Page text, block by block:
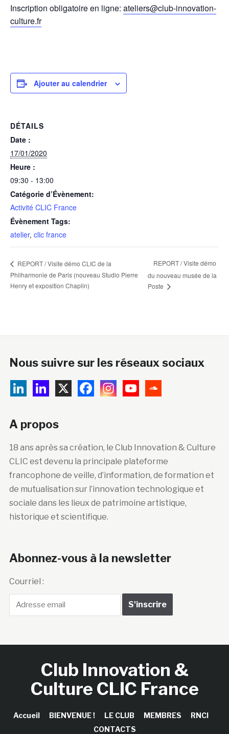
Inscription obligatoire en ligne: ateliers@club-innovation-
culture.fr
Ajouter au calendrier
DÉTAILS
Date :
17/01/2020
Heure :
09:30 - 13:00
Catégorie d’Évènement:
Activité CLIC France
Évènement Tags:
atelier, clic france
REPORT / Visite démo CLIC de la
Philharmonie de Paris (nouveau Studio Pierre
Henry et exposition Chaplin)
REPORT / Visite démo
du nouveau musée de la
Poste
Nous suivre sur les réseaux sociaux
A propos
18 ans après sa création, le Club Innovation & Culture
CLIC est devenu la principale plateforme
francophone de veille, d’information, de formation et
de mutualisation sur l’innovation technologique et
sociale dans les lieux de patrimoine artistique,
historique et scientifique.
Abonnez-vous à la newsletter
Courriel :
Club Innovation &
Culture CLIC France
Accueil BIENVENUE ! LE CLUB MEMBRES
RNCI
CONTACTS